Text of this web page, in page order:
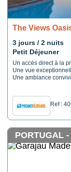
The Views
3 jours / 2 nuits
Petit Déjeuner
Un accès direct à la
Une vue
Une ambiance
Ref :
PORTUGAL